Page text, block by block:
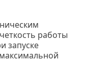
работы
запуске